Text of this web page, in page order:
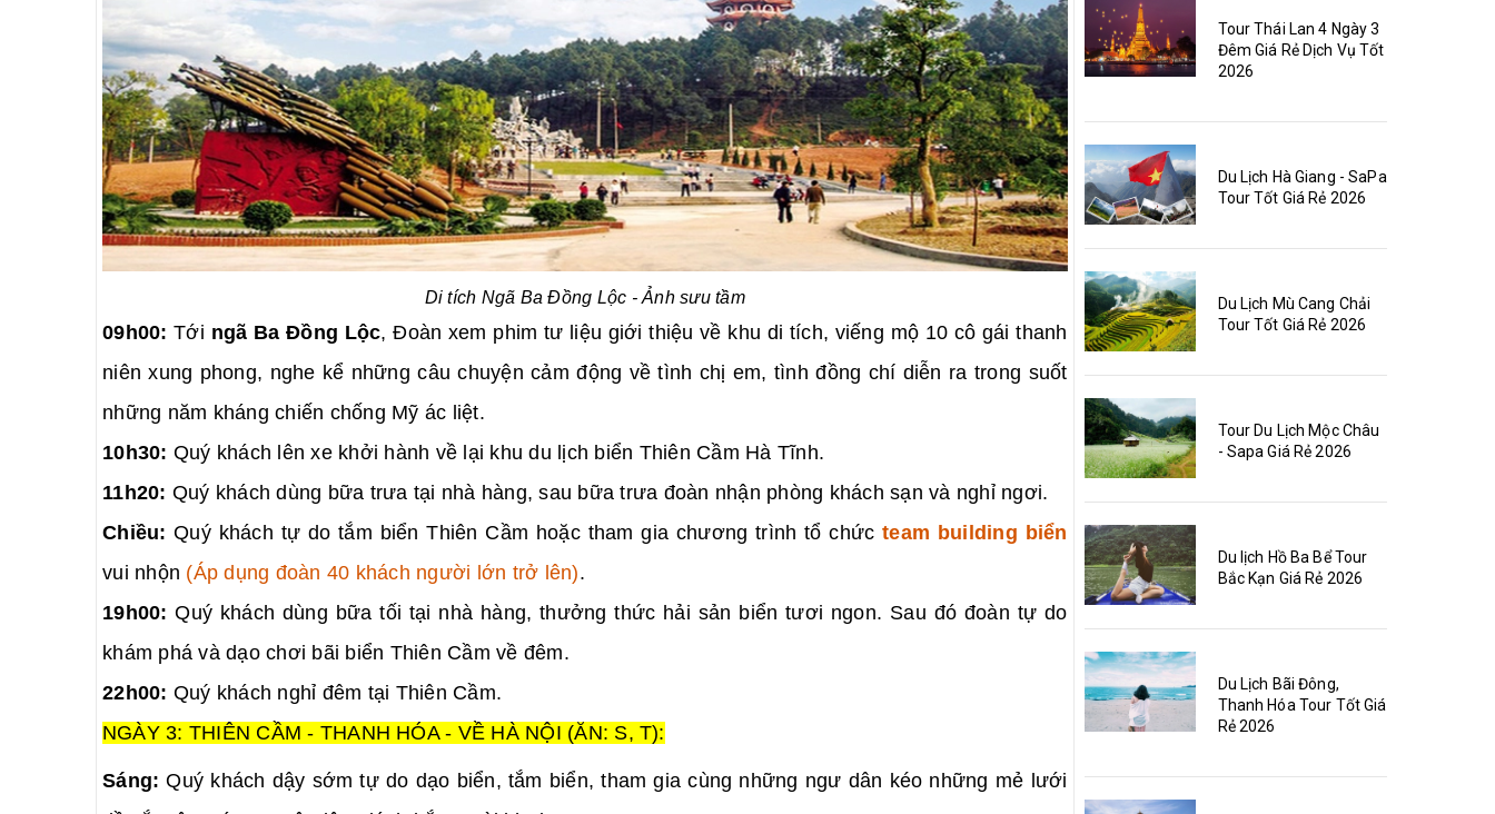
Di tích Ngã Ba Đồng Lộc - Ảnh sưu tầm
09h00: Tới ngã Ba Đồng Lộc, Đoàn xem phim tư liệu giới thiệu về khu di tích, viếng mộ 10 cô gái thanh
niên xung phong, nghe kể những câu chuyện cảm động về tình chị em, tình đồng chí diễn ra trong suốt
những năm kháng chiến chống Mỹ ác liệt.
10h30: Quý khách lên xe khởi hành về lại khu du lịch biển Thiên Cầm Hà Tĩnh.
11h20: Quý khách dùng bữa trưa tại nhà hàng, sau bữa trưa đoàn nhận phòng khách sạn và nghỉ ngơi.
Chiều: Quý khách tự do tắm biển Thiên Cầm hoặc tham gia chương trình tổ chức team building biển
vui nhộn (Áp dụng đoàn 40 khách người lớn trở lên).
19h00: Quý khách dùng bữa tối tại nhà hàng, thưởng thức hải sản biển tươi ngon. Sau đó đoàn tự do
khám phá và dạo chơi bãi biển Thiên Cầm về đêm.
22h00: Quý khách nghỉ đêm tại Thiên Cầm.
NGÀY 3: THIÊN CẦM - THANH HÓA - VỀ HÀ NỘI (ĂN: S, T):
Sáng: Quý khách dậy sớm tự do dạo biển, tắm biển, tham gia cùng những ngư dân kéo những mẻ lưới
Tour Thái Lan 4 Ngày 3
Đêm Giá Rẻ Dịch Vụ Tốt
2026
Du Lịch Hà Giang - SaPa
Tour Tốt Giá Rẻ 2026
Du Lịch Mù Cang Chải
Tour Tốt Giá Rẻ 2026
Tour Du Lịch Mộc Châu
- Sapa Giá Rẻ 2026
Du lịch Hồ Ba Bể Tour
Bắc Kạn Giá Rẻ 2026
Du Lịch Bãi Đông,
Thanh Hóa Tour Tốt Giá
Rẻ 2026